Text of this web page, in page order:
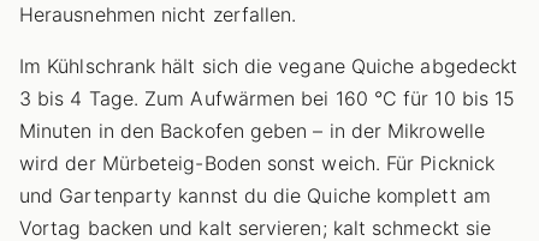
Herausnehmen nicht zerfallen.
Im Kühlschrank hält sich die vegane Quiche abgedeckt
3 bis 4 Tage. Zum Aufwärmen bei 160 °C für 10 bis 15
Minuten in den Backofen geben – in der Mikrowelle
wird der Mürbeteig-Boden sonst weich. Für Picknick
und Gartenparty kannst du die Quiche komplett am
Vortag backen und kalt servieren; kalt schmeckt sie